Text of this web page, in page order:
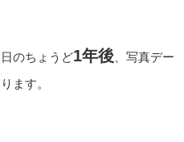
のちょうど1年後 、写真デー
ます。